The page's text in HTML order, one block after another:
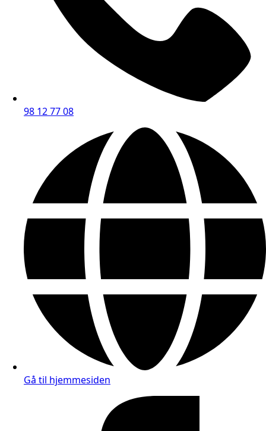
98 12 77 08
Gå til hjemmesiden